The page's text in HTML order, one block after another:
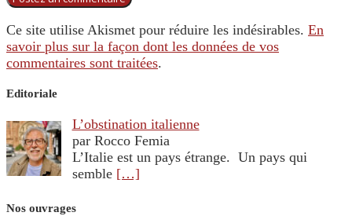
Ce site utilise Akismet pour réduire les indésirables. En
savoir plus sur la façon dont les données de vos
commentaires sont traitées.
Editoriale
L’obstination italienne
par Rocco Femia
L’Italie est un pays étrange. Un pays qui
semble […]
Nos ouvrages